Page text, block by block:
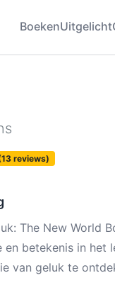
BoekenUitgelicht
reviews)
The New World
en betekenis in het
van geluk te